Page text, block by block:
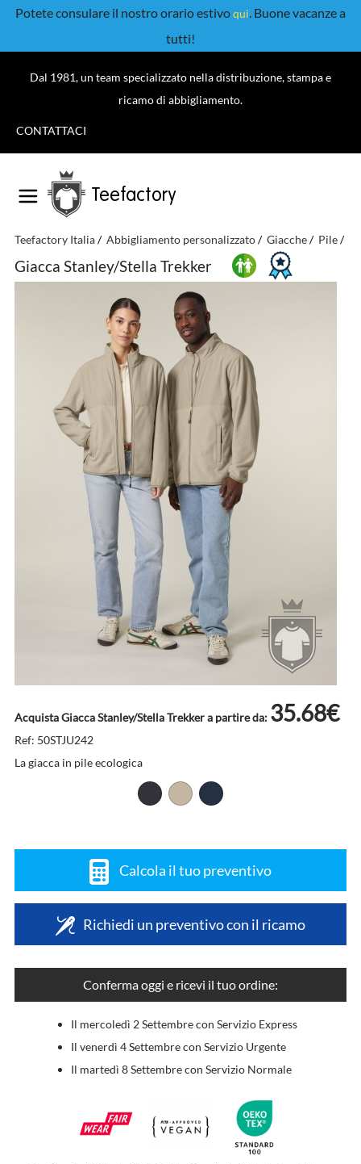
Potete consulare il nostro orario estivoqui. Buone vacanze a
tutti!
Dal 1981, un team specializzato nella distribuzione, stampa e
ricamo di abbigliamento.
CONTATTACI
Teefactory
Teefactory Italia Abbigliamento personalizzato Giacche Pile
Giacca Stanley/Stella Trekker
Acquista Giacca Stanley/Stella Trekker a partire da: 35.68€
Ref: 50STJU242
La giacca in pile ecologica
Calcola il tuo preventivo
Richiedi un preventivo con il ricamo
Conferma oggi e ricevi il tuo ordine:
Il mercoledì 2 Settembre con Servizio Express
Il venerdì 4 Settembre con Servizio Urgente
Il martedì 8 Settembre con Servizio Normale